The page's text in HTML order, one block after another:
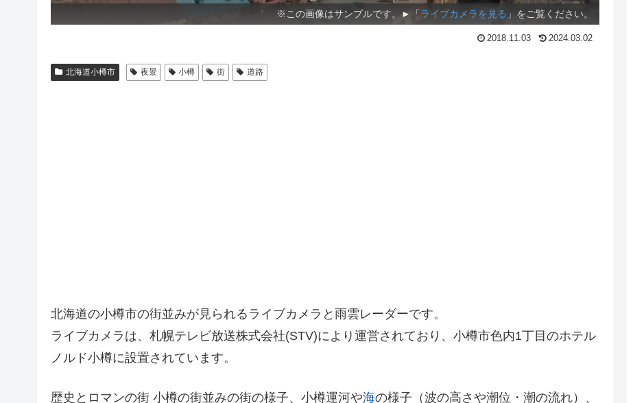
※この画像はサンプルです。►「 ライブカメラを見る 」をご覧ください。
2018.11.03 2024.03.02
北海道小樽市 夜景 小樽 街 道路
北海道の小樽市の街並みが見られるライブカメラと雨雲レーダーです。
ライブカメラは、札幌テレビ放送株式会社(STV)により運営されており、小樽市色内1丁目のホテル
ノルド小樽に設置されています。
歴史とロマンの街 小樽の街並みの街の様子、小樽運河や海の様子（波の高さや潮位・潮の流れ）、